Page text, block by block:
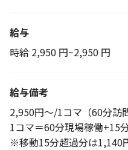
給与
時給 2,950 円~2,950 円
給与備考
2,950円〜/1コマ（60分訪問
1コマ＝60分現場稼働+15
※移動15分超過分は1,140